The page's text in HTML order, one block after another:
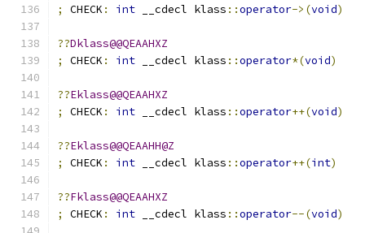
;
CHECK : int __cdecl klass ::operator->(void)
??Dklass@@QEAAHXZ
;
CHECK : int __cdecl klass ::operator*(void)
??Eklass@@QEAAHXZ
;
CHECK : int __cdecl klass ::operator++(void)
??Eklass@@QEAAHH@Z
;
CHECK : int __cdecl klass ::operator++(int)
??Fklass@@QEAAHXZ
;
CHECK : int __cdecl klass ::operator--(void)